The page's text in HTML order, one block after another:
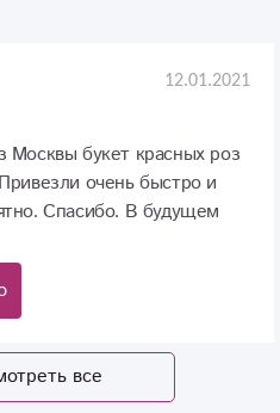
12.01.2021
Москвы букет красных роз
очень быстро и
Спасибо. В будущем
все